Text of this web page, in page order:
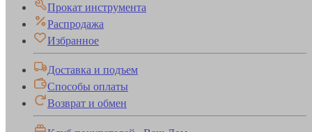
Прокат инструмента
Распродажа
Избранное
Доставка и подъем
Способы оплаты
Возврат и обмен